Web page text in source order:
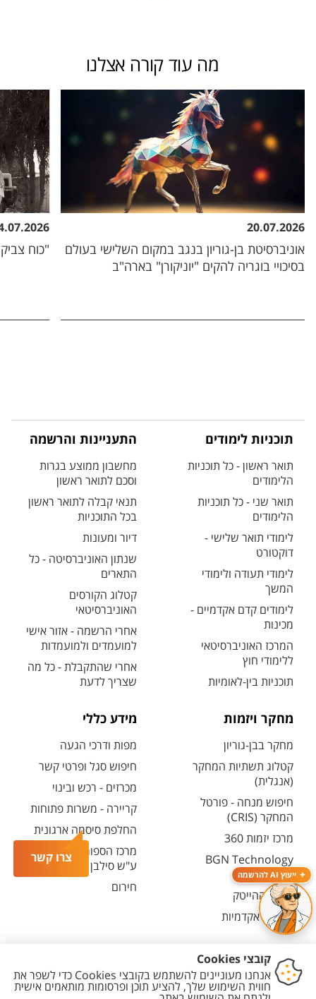
צרו קשר
ייעוץ AI להרשמה
מה עוד קורה אצלנו
20.07.2026
אוניברסיטת בן-גוריון בנגב במקום השלישי בעולם
בסיכויי בוגריה להקים "יוניקורן" בארה"ב
"כוח
תוכניות לימודים
תואר ראשון - כל תוכניות
הלימודים
תואר שני - כל תוכניות
הלימודים
לימודי תואר שלישי -
דוקטורט
לימודי תעודה ולימודי
המשך
לימודים קדם אקדמיים -
מכינות
המרכז האוניברסיטאי
ללימודי חוץ
תוכניות בין-לאומיות
התעניינות והרשמה
מחשבון ממוצע בגרות
וסכם לתואר ראשון
תנאי קבלה לתואר ראשון
בכל התוכניות
דיור ומעונות
שנתון האוניברסיטה - כל
התארים
קטלוג הקורסים
האוניברסיטאי
אחרי הרשמה - אזור אישי
למועמדים ולמועמדות
אחרי שהתקבלת - כל מה
שצריך לדעת
מחקר ויזמות
מחקר בבן-גוריון
קטלוג תשתיות המחקר
(אנגלית)
חיפוש מנחה - פורטל
המחקר (CRIS)
מרכז יזמות 360
BGN Technology
Transfer
פארק ההייטק
משרות אקדמיות
מידע כללי
מפות ודרכי הגעה
חיפוש סגל ופרטי קשר
מכרזים - רכש ובינוי
קריירה - משרות פתוחות
החלפת סיסמה ארגונית
מרכז הספורט והנופש
ע"ש סילבן אדמס
חירום